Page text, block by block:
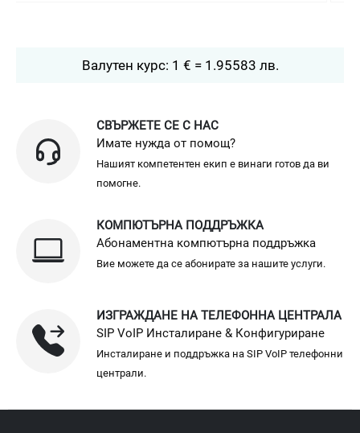
Валутен курс: 1 € = 1.95583 лв.
СВЪРЖЕТЕ СЕ С НАС
Имате нужда от помощ?
Нашият компетентен екип е винаги готов да ви
помогне.
КОМПЮТЪРНА ПОДДРЪЖКА
Абонаментна компютърна поддръжка
Вие можете да се абонирате за нашите услуги.
ИЗГРАЖДАНЕ НА ТЕЛЕФОННА ЦЕНТРАЛА
SIP VoIP Инсталиране & Конфигуриране
Инсталиране и поддръжка на SIP VoIP телефонни
централи.